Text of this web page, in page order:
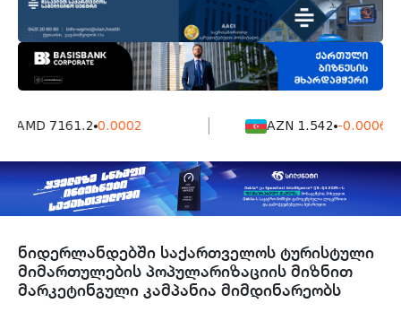
AMD 7161.2 0.0002 AZN 1.542 -0.0006
ნიდერლანდებში საქართველოს ტურისტული
მიმართულების პოპულარიზაციის მიზნით
მარკეტინგული კამპანია მიმდინარეობს